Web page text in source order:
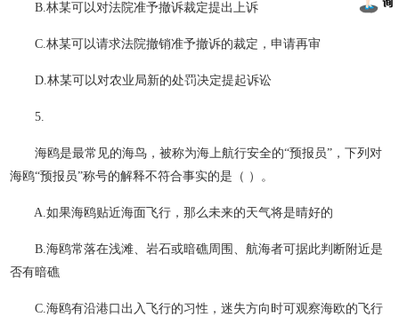
B.林某可以对法院准予撤诉裁定提出上诉
C.林某可以请求法院撤销准予撤诉的裁定，申请再审
D.林某可以对农业局新的处罚决定提起诉讼
5.
海鸥是最常见的海鸟，被称为海上航行安全的“预报员”，下列对
海鸥“预报员”称号的解释不符合事实的是（ ）。
A.如果海鸥贴近海面飞行，那么未来的天气将是晴好的
B.海鸥常落在浅滩、岩石或暗礁周围、航海者可据此判断附近是
否有暗礁
C.海鸥有沿港口出入飞行的习性，迷失方向时可观察海欧的飞行